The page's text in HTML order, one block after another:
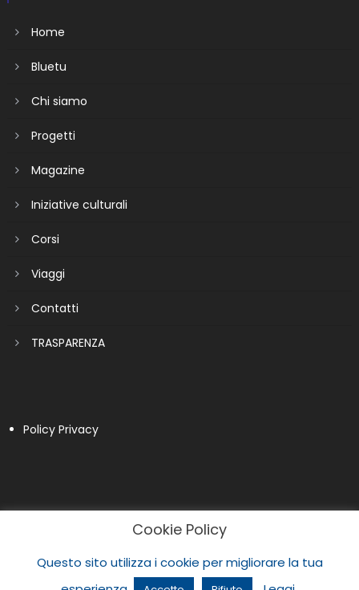
Home
Bluetu
Chi siamo
Progetti
Magazine
Iniziative culturali
Corsi
Viaggi
Contatti
TRASPARENZA
Policy Privacy
Cookie Policy
Questo sito utilizza i cookie per migliorare la tua